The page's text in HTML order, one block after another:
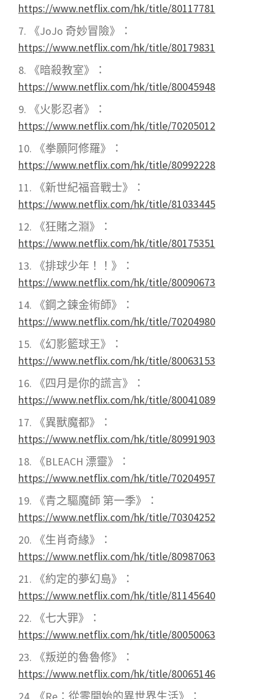
https://www.netflix.com/hk/title/80117781
《JoJo 奇妙冒險》：
https://www.netflix.com/hk/title/80179831
《暗殺教室》：
https://www.netflix.com/hk/title/80045948
《火影忍者》：
https://www.netflix.com/hk/title/70205012
《拳願阿修羅》：
https://www.netflix.com/hk/title/80992228
《新世紀福音戰士》：
https://www.netflix.com/hk/title/81033445
《狂賭之淵》：
https://www.netflix.com/hk/title/80175351
《排球少年！！》：
https://www.netflix.com/hk/title/80090673
《鋼之鍊金術師》：
https://www.netflix.com/hk/title/70204980
《幻影籃球王》：
https://www.netflix.com/hk/title/80063153
《四月是你的謊言》：
https://www.netflix.com/hk/title/80041089
《異獸魔都》：
https://www.netflix.com/hk/title/80991903
《BLEACH 漂靈》：
https://www.netflix.com/hk/title/70204957
《青之驅魔師 第一季》：
https://www.netflix.com/hk/title/70304252
《生肖奇緣》：
https://www.netflix.com/hk/title/80987063
《約定的夢幻島》：
https://www.netflix.com/hk/title/81145640
《七大罪》：
https://www.netflix.com/hk/title/80050063
《叛逆的魯魯修》：
https://www.netflix.com/hk/title/80065146